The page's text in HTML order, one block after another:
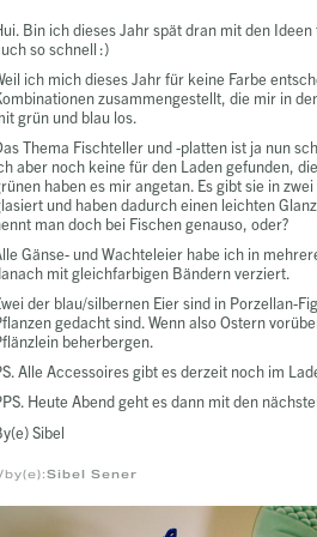
Bin ich dieses Jahr spät dran mit den
so schnell :)
ich mich dieses Jahr für keine Farbe
zusammengestellt, die mir in
grün und blau los.
Thema Fischteller und -platten ist ja nun
aber noch keine für den Laden gefunden,
haben es mir angetan. Es gibt sie in
und haben dadurch einen leichten
man doch bei Fischen genauso, oder?
Gänse- und Wachteleier habe ich in
mit gleichfarbigen Bändern verziert.
der blau/silbernen Eier sind in Porzellan-
gedacht sind. Wenn also Ostern
beherbergen.
Alle Accessoires gibt es derzeit noch im
Heute Abend geht es dann mit den
Sibel
Sibel Sener